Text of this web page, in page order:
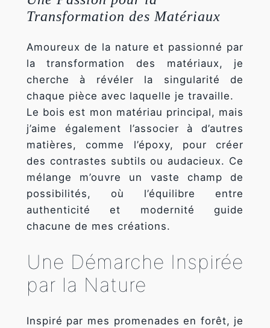
Transformation des Matériaux
Amoureux de la nature et passionné par
la transformation des matériaux, je
cherche à révéler la singularité de
chaque pièce avec laquelle je travaille.
Le bois est mon matériau principal, mais
j’aime également l’associer à d’autres
matières, comme l’époxy, pour créer
des contrastes subtils ou audacieux. Ce
mélange m’ouvre un vaste champ de
possibilités, où l’équilibre entre
authenticité et modernité guide
chacune de mes créations.
Une Démarche Inspirée
par la Nature
Inspiré par mes promenades en forêt, je
Nécessaire
Ces cookies ne
sont pas
facultatifs. Ils
sont
nécessaires au
fonctionnement
du site Web.
Afin que
nous
puissions
améliorer la
et la